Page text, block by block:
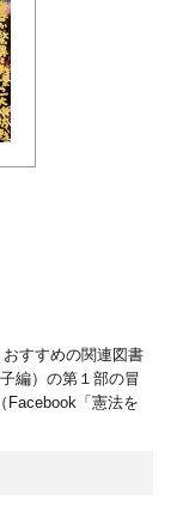
すすめの関連図書
編）の第１部の冒
「憲法を